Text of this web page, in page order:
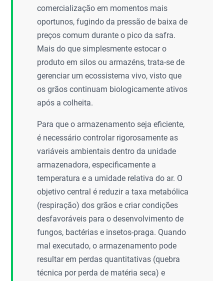
comercialização em momentos mais
oportunos, fugindo da pressão de baixa de
preços comum durante o pico da safra.
Mais do que simplesmente estocar o
produto em silos ou armazéns, trata-se de
gerenciar um ecossistema vivo, visto que
os grãos continuam biologicamente ativos
após a colheita.
Para que o armazenamento seja eficiente,
é necessário controlar rigorosamente as
variáveis ambientais dentro da unidade
armazenadora, especificamente a
temperatura e a umidade relativa do ar. O
objetivo central é reduzir a taxa metabólica
(respiração) dos grãos e criar condições
desfavoráveis para o desenvolvimento de
fungos, bactérias e insetos-praga. Quando
mal executado, o armazenamento pode
resultar em perdas quantitativas (quebra
técnica por perda de matéria seca) e